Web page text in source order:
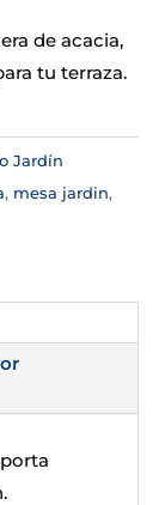
de acacia,
tu terraza.
Jardín
, mesa jardin,